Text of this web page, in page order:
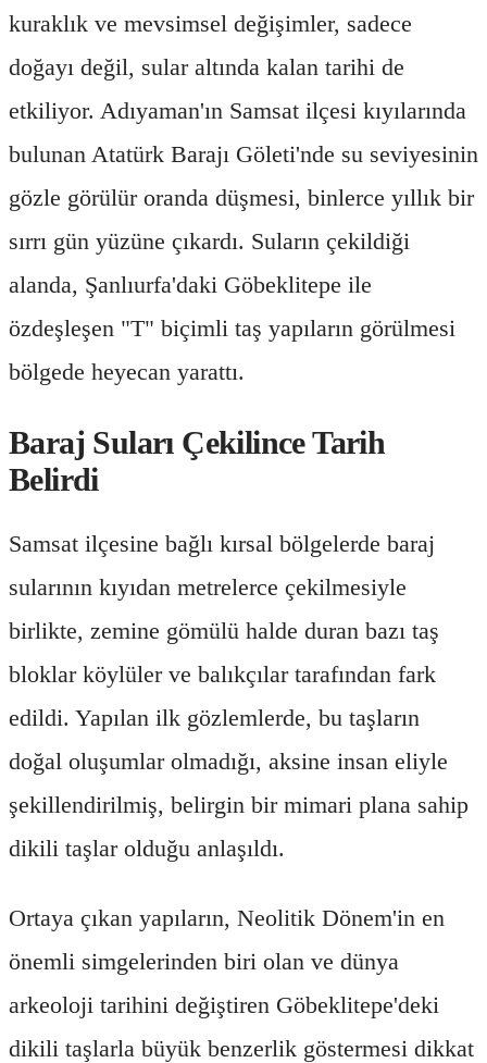
kuraklık ve mevsimsel değişimler, sadece
doğayı değil, sular altında kalan tarihi de
etkiliyor. Adıyaman'ın Samsat ilçesi kıyılarında
bulunan Atatürk Barajı Göleti'nde su seviyesinin
gözle görülür oranda düşmesi, binlerce yıllık bir
sırrı gün yüzüne çıkardı. Suların çekildiği
alanda, Şanlıurfa'daki Göbeklitepe ile
özdeşleşen "T" biçimli taş yapıların görülmesi
bölgede heyecan yarattı.
Baraj Suları Çekilince Tarih
Belirdi
Samsat ilçesine bağlı kırsal bölgelerde baraj
sularının kıyıdan metrelerce çekilmesiyle
birlikte, zemine gömülü halde duran bazı taş
bloklar köylüler ve balıkçılar tarafından fark
edildi. Yapılan ilk gözlemlerde, bu taşların
doğal oluşumlar olmadığı, aksine insan eliyle
şekillendirilmiş, belirgin bir mimari plana sahip
dikili taşlar olduğu anlaşıldı.
Ortaya çıkan yapıların, Neolitik Dönem'in en
önemli simgelerinden biri olan ve dünya
arkeoloji tarihini değiştiren Göbeklitepe'deki
dikili taşlarla büyük benzerlik göstermesi dikkat